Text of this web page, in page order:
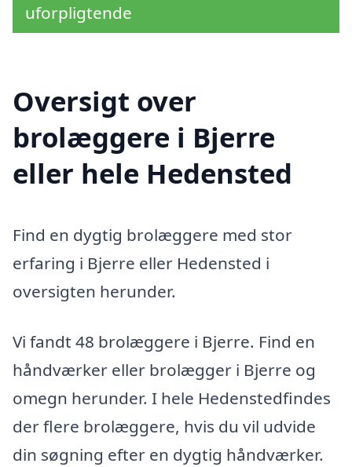
uforpligtende
Oversigt over
brolæggere i Bjerre
eller hele Hedensted
Find en dygtig brolæggere med stor
erfaring i Bjerre eller Hedensted i
oversigten herunder.
Vi fandt 48 brolæggere i Bjerre. Find en
håndværker eller brolægger i Bjerre og
omegn herunder. I hele Hedenstedfindes
der flere brolæggere, hvis du vil udvide
din søgning efter en dygtig håndværker.